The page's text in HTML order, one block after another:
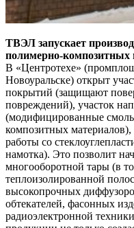
ТВЭЛ запускает
полимерно-композитных
В «Центротехе»
Новоуральске) открыт
покрытий (защищают
повреждений), участок
(модифицированные
композитных материалов),
работы со
намотка). Это позволит
многооборотной тары (в
теплоизолированной
высокопрочных
обтекателей, фасонных
радиоэлектронной